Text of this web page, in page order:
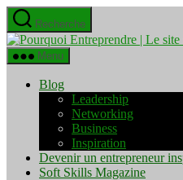
Aller
au
contenu
Recherche
Menu
Blog
Leadership
Networking
Business
Inspiration
Devenir un entrepreneur
Soft Skills Magazine